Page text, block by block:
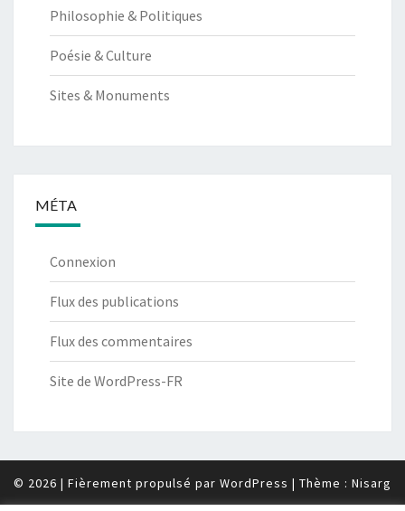
Philosophie & Politiques
Poésie & Culture
Sites & Monuments
MÉTA
Connexion
Flux des publications
Flux des commentaires
Site de WordPress-FR
© 2026 | Fièrement propulsé par WordPress | Thème : Nisarg